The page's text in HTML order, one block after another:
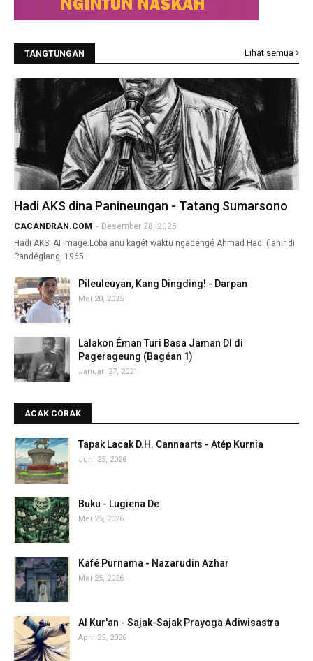
TANGTUNGAN Lihat semua
Hadi AKS dina Panineungan - Tatang Sumarsono
CACANDRAN.COM - Desember 28, 2025
Hadi AKS. AI Image.Loba anu kagét waktu ngadéngé Ahmad Hadi (lahir di
Pandéglang, 1965…
Pileuleuyan, Kang Dingding! - Darpan
Mei 20, 2025
Lalakon Éman Turi Basa Jaman DI di
Pagerageung (Bagéan 1)
Januari 27, 2021
ACAK CORAK
Tapak Lacak D.H. Cannaarts - Atép Kurnia
Juni 25, 2026
Buku - Lugiena De
Mei 25, 2026
Kafé Purnama - Nazarudin Azhar
Mei 25, 2026
Al Kur'an - Sajak-Sajak Prayoga Adiwisastra
April 25, 2026